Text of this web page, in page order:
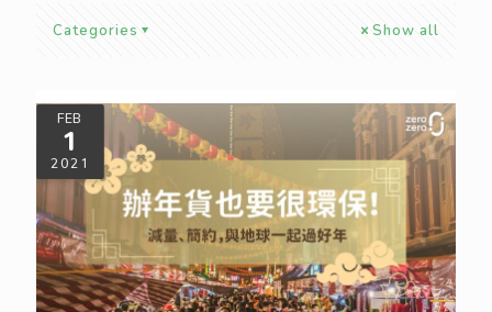
Categories Show all
FEB
1
2021